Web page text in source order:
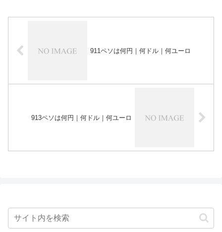
911ペソは何円｜何ドル｜何ユーロ
913ペソは何円｜何ドル｜何ユーロ